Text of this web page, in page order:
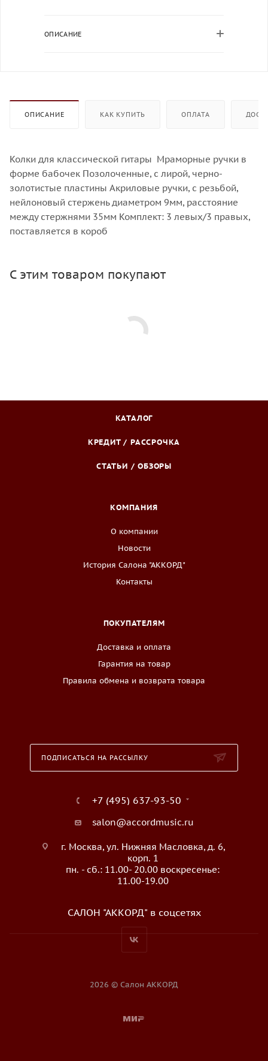
ОПИСАНИЕ
ОПИСАНИЕ КАК КУПИТЬ ОПЛАТА
Колки для классической гитары Мраморные ручки в
форме бабочек Позолоченные, с лирой, черно-
золотистые пластины Акриловые ручки, с резьбой,
нейлоновый стержень диаметром 9мм, расстояние
между стержнями 35мм Комплект: 3 левых/3 правых,
поставляется в короб
С этим товаром покупают
КАТАЛОГ
КРЕДИТ / РАССРОЧКА
СТАТЬИ / ОБЗОРЫ
КОМПАНИЯ
О компании
Новости
История Салона "АККОРД"
Контакты
ПОКУПАТЕЛЯМ
Доставка и оплата
Гарантия на товар
Правила обмена и возврата товара
ПОДПИСАТЬСЯ НА РАССЫЛКУ
+7 (495) 637-93-50
salon@accordmusic.ru
г. Москва, ул. Нижняя Масловка, д. 6,
корп. 1
пн. - сб.: 11.00- 20.00 воскресенье:
11.00-19.00
САЛОН "АККОРД" в соцсетях
2026 © Салон АККОРД